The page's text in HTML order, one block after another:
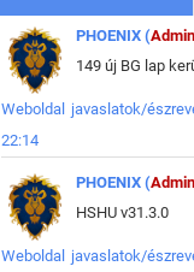
PHOENIX (Admin
Weboldal javaslatok/
22:14
PHOENIX (Admin
HSHU v31.3.0
Weboldal javaslatok/